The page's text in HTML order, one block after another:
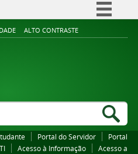
Simplifique!
Legislação
ALTO CONTRASTE
Portal do Servidor
Portal
Acesso à Informação
Acesso a